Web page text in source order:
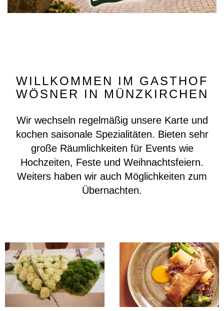
WILLKOMMEN IM GASTHOF
WÖSNER IN MÜNZKIRCHEN
Wir wechseln regelmäßig unsere Karte und
kochen saisonale Spezialitäten. Bieten sehr
große Räumlichkeiten für Events wie
Hochzeiten, Feste und Weihnachtsfeiern.
Weiters haben wir auch Möglichkeiten zum
Übernachten.